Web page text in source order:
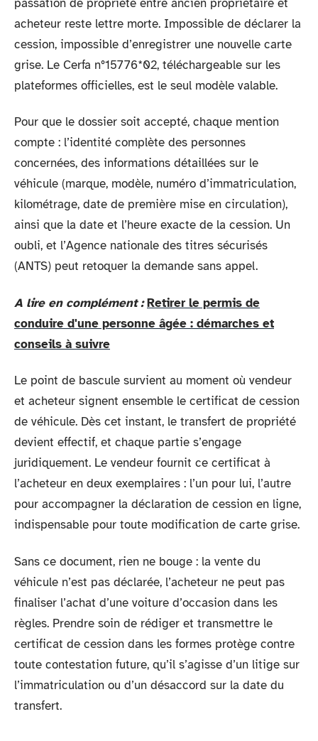
acheteur reste lettre morte. Impossible de déclarer la
cession, impossible d’enregistrer une nouvelle carte
grise. Le Cerfa n°15776*02, téléchargeable sur les
plateformes officielles, est le seul modèle valable.
Pour que le dossier soit accepté, chaque mention
compte : l’identité complète des personnes
concernées, des informations détaillées sur le
véhicule (marque, modèle, numéro d’immatriculation,
kilométrage, date de première mise en circulation),
ainsi que la date et l’heure exacte de la cession. Un
oubli, et l’Agence nationale des titres sécurisés
(ANTS) peut retoquer la demande sans appel.
A lire en complément : Retirer le permis de
conduire d'une personne âgée : démarches et
conseils à suivre
Le point de bascule survient au moment où vendeur
et acheteur signent ensemble le certificat de cession
de véhicule. Dès cet instant, le transfert de propriété
devient effectif, et chaque partie s’engage
juridiquement. Le vendeur fournit ce certificat à
l’acheteur en deux exemplaires : l’un pour lui, l’autre
pour accompagner la déclaration de cession en ligne,
indispensable pour toute modification de carte grise.
Sans ce document, rien ne bouge : la vente du
véhicule n’est pas déclarée, l’acheteur ne peut pas
finaliser l’achat d’une voiture d’occasion dans les
règles. Prendre soin de rédiger et transmettre le
certificat de cession dans les formes protège contre
toute contestation future, qu’il s’agisse d’un litige sur
l’immatriculation ou d’un désaccord sur la date du
transfert.